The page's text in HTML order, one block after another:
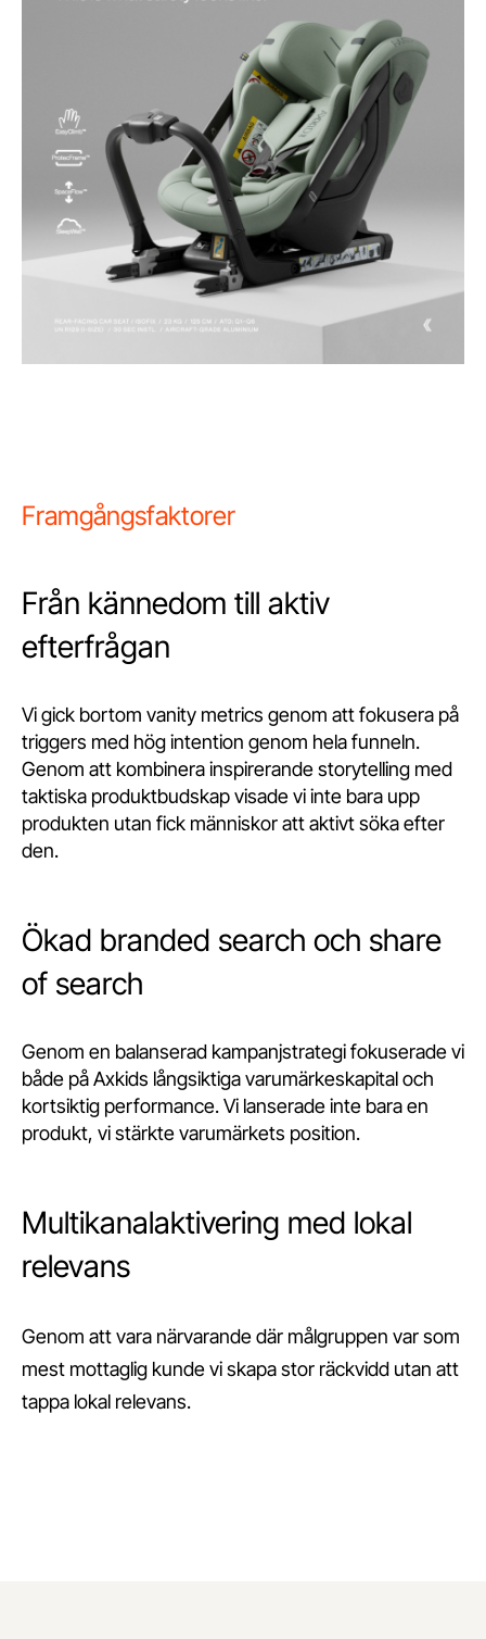
Framgångsfaktorer
Från kännedom till aktiv
efterfrågan
Vi gick bortom vanity metrics genom att fokusera på
triggers med hög intention genom hela funneln.
Genom att kombinera inspirerande storytelling med
taktiska produktbudskap visade vi inte bara upp
produkten utan fick människor att aktivt söka efter
den.
Ökad branded search och share
of search
Genom en balanserad kampanjstrategi fokuserade vi
både på Axkids långsiktiga varumärkeskapital och
kortsiktig performance. Vi lanserade inte bara en
produkt, vi stärkte varumärkets position.
Multikanalaktivering med lokal
relevans
Genom att vara närvarande där målgruppen var som
mest mottaglig kunde vi skapa stor räckvidd utan att
tappa lokal relevans.